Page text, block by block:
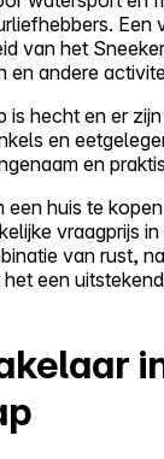
Een
van het
en andere
is hecht en er
en
en
huis te
vraagprijs
van rust,
een